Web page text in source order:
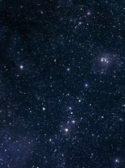
films